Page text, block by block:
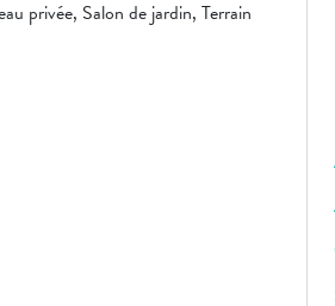
privée, Salon de jardin, Terrain